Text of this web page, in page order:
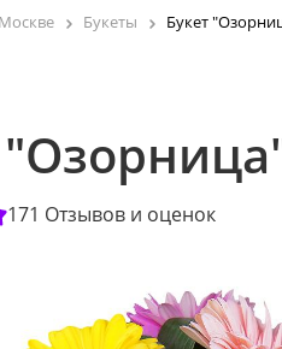
Букеты Букет
171 Отзывов и оценок